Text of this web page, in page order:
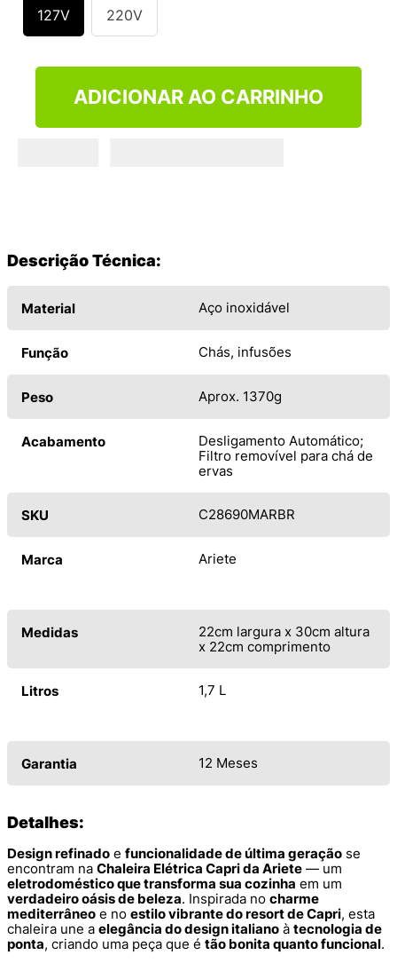
127V 220V
ADICIONAR AO CARRINHO
Descrição Técnica:
Material Aço inoxidável
Função Chás, infusões
Peso Aprox. 1370g
Acabamento
Desligamento Automático;
Filtro removível para chá de
ervas
SKU C28690MARBR
Marca Ariete
Medidas
22cm largura x 30cm altura
x 22cm comprimento
Litros 1,7 L
Garantia 12 Meses
Detalhes:
Design refinado e funcionalidade de última geração se
encontram na Chaleira Elétrica Capri da Ariete — um
eletrodoméstico que transforma sua cozinha em um
verdadeiro oásis de beleza. Inspirada no charme
mediterrâneo e no estilo vibrante do resort de Capri, esta
chaleira une a elegância do design italiano à tecnologia de
ponta, criando uma peça que é tão bonita quanto funcional.
º
VEJA COUNTRY
10º NEW 530